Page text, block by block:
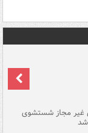
غیر مجاز شستشوی